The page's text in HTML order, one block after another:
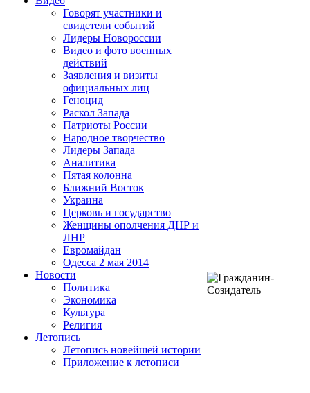
Говорят участники и
свидетели событий
Лидеры Новороссии
Видео и фото военных
действий
Заявления и визиты
официальных лиц
Геноцид
Раскол Запада
Патриоты России
Народное творчество
Лидеры Запада
Аналитика
Пятая колонна
Ближний Восток
Украина
Церковь и государство
Женщины ополчения ДНР и
ЛНР
Евромайдан
Одесса 2 мая 2014
Новости
Политика
Экономика
Культура
Религия
Летопись
Летопись новейшей истории
Приложение к летописи